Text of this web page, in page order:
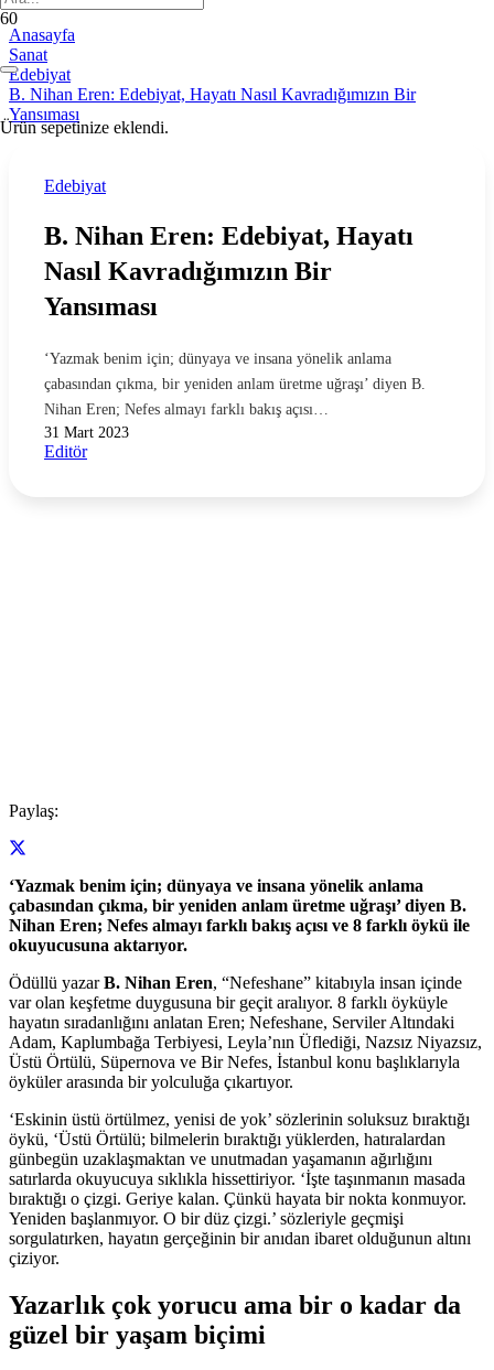
Ürünsepetinize eklendi.
Anasayfa
Sanat
Edebiyat
B. Nihan Eren: Edebiyat, Hayatı Nasıl Kavradığımızın Bir
Yansıması
Edebiyat
B. Nihan Eren: Edebiyat, Hayatı
Nasıl Kavradığımızın Bir
Yansıması
‘Yazmak benim için; dünyaya ve insana yönelik anlama
çabasından çıkma, bir yeniden anlam üretme uğraşı’ diyen B.
Nihan Eren; Nefes almayı farklı bakış açısı…
31 Mart 2023
Editör
Paylaş:
‘Yazmak benim için; dünyaya ve insana yönelik anlama
çabasından çıkma, bir yeniden anlam üretme uğraşı’ diyen B.
Nihan Eren; Nefes almayı farklı bakış açısı ve 8 farklı öykü ile
okuyucusuna aktarıyor.
Ödüllü yazarB. Nihan Eren, “Nefeshane” kitabıyla insan içinde
var olan keşfetme duygusuna bir geçit aralıyor. 8 farklı öyküyle
hayatın sıradanlığını anlatan Eren; Nefeshane, Serviler Altındaki
Adam, Kaplumbağa Terbiyesi, Leyla’nın Üflediği, Nazsız Niyazsız,
Üstü Örtülü, Süpernova ve Bir Nefes, İstanbul konu başlıklarıyla
öyküler arasında bir yolculuğa çıkartıyor.
‘Eskinin üstü örtülmez, yenisi de yok’ sözlerinin soluksuz bıraktığı
öykü, ‘Üstü Örtülü; bilmelerin bıraktığı yüklerden, hatıralardan
günbegün uzaklaşmaktan ve unutmadan yaşamanın ağırlığını
satırlarda okuyucuya sıklıkla hissettiriyor. ‘İşte taşınmanın masada
bıraktığı o çizgi. Geriye kalan. Çünkü hayata bir nokta konmuyor.
Yeniden başlanmıyor. O bir düz çizgi.’ sözleriyle geçmişi
sorgulatırken, hayatın gerçeğinin bir anıdan ibaret olduğunun altını
çiziyor.
Yazarlık çok yorucu ama bir o kadar da
güzel bir yaşam biçimi